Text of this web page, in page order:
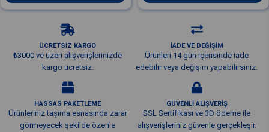
ÜCRETSİZ KARGO
₺3000 ve üzeri alışverişlerinizde
kargo ücretsiz.
İADE VE DEĞİŞİM
Ürünleri 14 gün içerisinde iade
edebilir veya değişim yapabilirsiniz.
HASSAS PAKETLEME
Ürünleriniz taşıma esnasında zarar
görmeyecek şekilde özenle
GÜVENLİ ALIŞVERİŞ
SSL Sertifikası ve 3D ödeme ile
alışverişleriniz güvenle gerçekleşir.